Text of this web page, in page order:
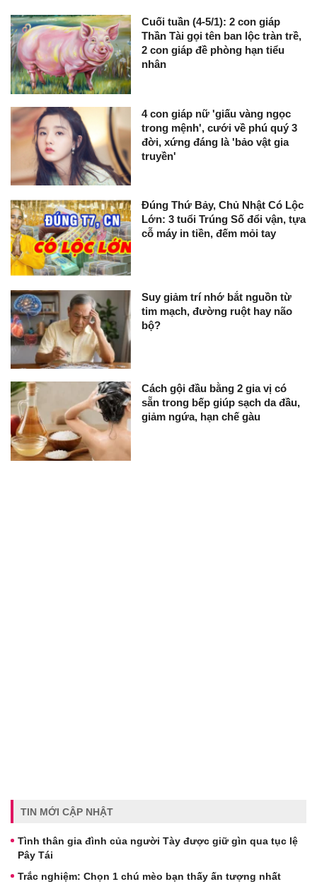
Cuối tuần (4-5/1): 2 con giáp
Thần Tài gọi tên ban lộc tràn trề,
2 con giáp đề phòng hạn tiểu
nhân
4 con giáp nữ 'giấu vàng ngọc
trong mệnh', cưới về phú quý 3
đời, xứng đáng là 'bảo vật gia
truyền'
Đúng Thứ Bảy, Chủ Nhật Có Lộc
Lớn: 3 tuổi Trúng Số đổi vận, tựa
cỗ máy in tiền, đếm mỏi tay
Suy giảm trí nhớ bắt nguồn từ
tim mạch, đường ruột hay não
bộ?
Cách gội đầu bằng 2 gia vị có
sẵn trong bếp giúp sạch da đầu,
giảm ngứa, hạn chế gàu
TIN MỚI CẬP NHẬT
Tình thân gia đình của người Tày được giữ gìn qua tục lệ
Pây Tái
Trắc nghiệm: Chọn 1 chú mèo bạn thấy ấn tượng nhất